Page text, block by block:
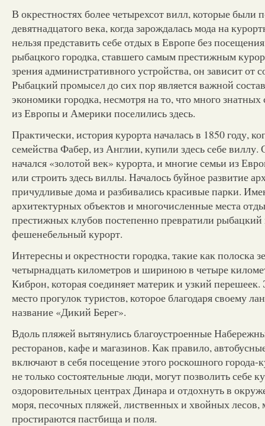
В окрестностях более четырехсот вилл, которые были
девятнадцатого века, когда зарождалась мода на
нельзя представить себе отдых в Европе без
рыбацкого городка, ставшего самым престижным
зрения административного устройства, он зависит от
Рыбацкий промысел до сих пор является важной
экономики городка, несмотря на то, что много
из Европы и Америки поселились здесь.
Практически, история курорта началась в 1850 году,
семейства Фабер, из Англии, купили здесь себе виллу.
начался «золотой век» курорта, и многие семьи из
или строить здесь виллы. Началось буйное развитие
причудливые дома и разбивались красивые парки.
архитектурных объектов и многочисленные места
престижных клубов постепенно превратили рыбацкий
фешенебельный курорт.
Интересны и окрестности городка, такие как полоска
четырнадцать километров и шириною в четыре
Киброн, которая соединяет материк и узкий
место прогулок туристов, которое благодаря своему
название «Дикий Берег».
Вдоль пляжей вытянулись благоустроенные
ресторанов, кафе и магазинов. Как правило,
включают в себя посещение этого роскошного города-
не только состоятельные люди, могут позволить себе
оздоровительных центрах Динара и отдохнуть в
моря, песочных пляжей, лиственных и хвойных
простираются пастбища и поля.